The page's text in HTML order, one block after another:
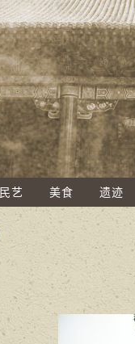
民艺 美食 遗迹